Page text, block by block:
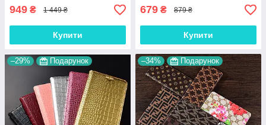
949 ₴ 1 449 ₴
Купити
679 ₴ 879 ₴
Купити
–29% Подарунок –34% Подарунок